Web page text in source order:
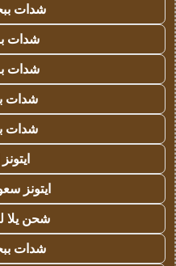
شدات
شدات
شدات
شدات
شدات
ايتونز
شحن يلا
شدات